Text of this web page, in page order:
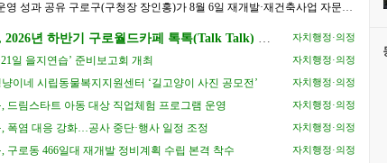
장 장인홍)가 8월 6일 재개발·재건축사업 자문단
2026년 하반기 구로월드카페 톡톡(Talk Talk) 수
자치행정·의정
일 을지연습’ 준비보고회 개최 자치행정·의정
이네 시립동물복지지원센터 ‘길고양이 사진 공모전’ 자치행정·의정
드림스타트 아동 대상 직업체험 프로그램 운영 자치행정·의정
, 폭염 대응 강화…공사 중단·행사 일정 조정 자치행정·의정
구로동 466일대 재개발 정비계획 수립 본격 착수 자치행정·의정